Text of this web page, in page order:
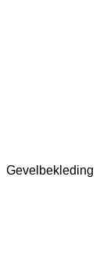
Gevelbekleding